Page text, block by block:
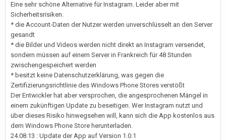
Eine sehr schöne Alternative für Instagram. Leider aber mit
Sicherheitsrisiken.
* die Account-Daten der Nutzer werden unverschlüsselt an den Server
gesandt
* die Bilder und Videos werden nicht direkt an Instagram versendet,
sondern müssen auf einem Server in Frankreich für 48 Stunden
zwischengespeichert werden
* besitzt keine Datenschutzerklärung, was gegen die
Zertifizierungsrichtlinie des Windows Phone Stores verstößt
Der Entwickler hat aber versprochen, die angesprochenen Mängel in
einem zukünftigen Update zu beseitigen. Wer Instagram nutzt und
über dieses Risiko hinwegsehen will, kann sich die App kostenlos aus
dem Windows Phone Store herunterladen.
24.08.13 : Update der App auf Version 1.0.1